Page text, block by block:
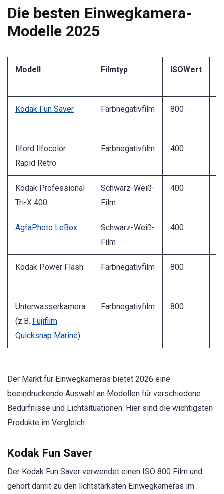
Die besten Einwegkamera-
Modelle 2025
Modell Filmtyp ISOWert
Kodak Fun Saver Farbnegativfilm 800
Ilford Ilfocolor
Rapid Retro
Farbnegativfilm 400
Kodak Professional
Tri-X 400
Schwarz-Weiß-
Film
400
AgfaPhoto LeBox
Schwarz-Weiß-
Film
400
Kodak Power Flash Farbnegativfilm 800
Unterwasserkamera
(z.B. Fujifilm
Quicksnap Marine)
Farbnegativfilm 800
Der Markt für Einwegkameras bietet 2026 eine
beeindruckende Auswahl an Modellen für verschiedene
Bedürfnisse und Lichtsituationen. Hier sind die wichtigsten
Produkte im Vergleich:
Kodak Fun Saver
Der Kodak Fun Saver verwendet einen ISO 800 Film und
gehört damit zu den lichtstärksten Einwegkameras im